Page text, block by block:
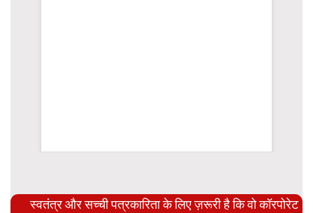
स्वतंत्र और सच्ची पत्रकारिता के लिए ज़रूरी है कि वो कॉरपोरेट